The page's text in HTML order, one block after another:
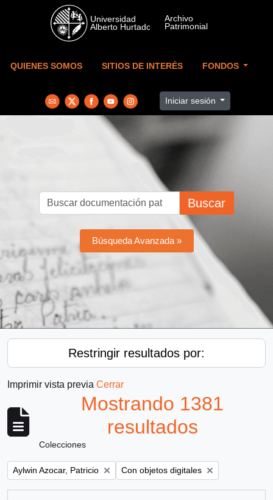
Skip to main content
QUIENES SOMOS SITIOS DE INTERÉS FONDOS
Iniciar sesión
Buscar
Búsqueda Avanzada »
Restringir resultados por:
Imprimir vista previa Cerrar
Mostrando 1381
resultados
Colecciones
Remove filter:
Aylwin Azocar, Patricio Remove filter:
Con objetos digitales